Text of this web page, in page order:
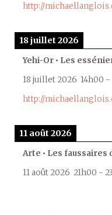
http://
18 juillet 2026
Yehi-Or • Les
18 juillet 2026 14h00 -
http://
11 août 2026
Arte • Les faussaires
11 août 2026 21h00 -